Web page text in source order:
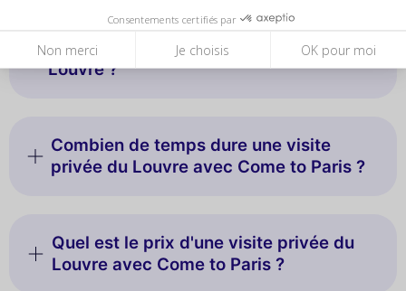
Consentements certifiés par
Non merci Je choisis OK pour moi
Comment Come to Paris sélectionne-t-il
ses guides pour les visites privées du
Louvre ?
Combien de temps dure une visite
privée du Louvre avec Come to Paris ?
Quel est le prix d'une visite privée du
Louvre avec Come to Paris ?